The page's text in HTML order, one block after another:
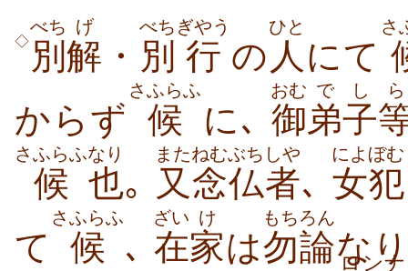
◇ 別
べち
解
げ
・ 別
べち
行
ぎやう
の 人
ひと
にて
さ
からず 候
さふらふ
に､ 御
おむ
弟子
でし ら
候
さふらふ
也
なり
｡ 又
また
念仏
ねむぶち
者
しや
､ 女犯
によぼむ
て
候
さふらふ
､ 在
ざい
家
け
は勿論
もちろん
な
ロン